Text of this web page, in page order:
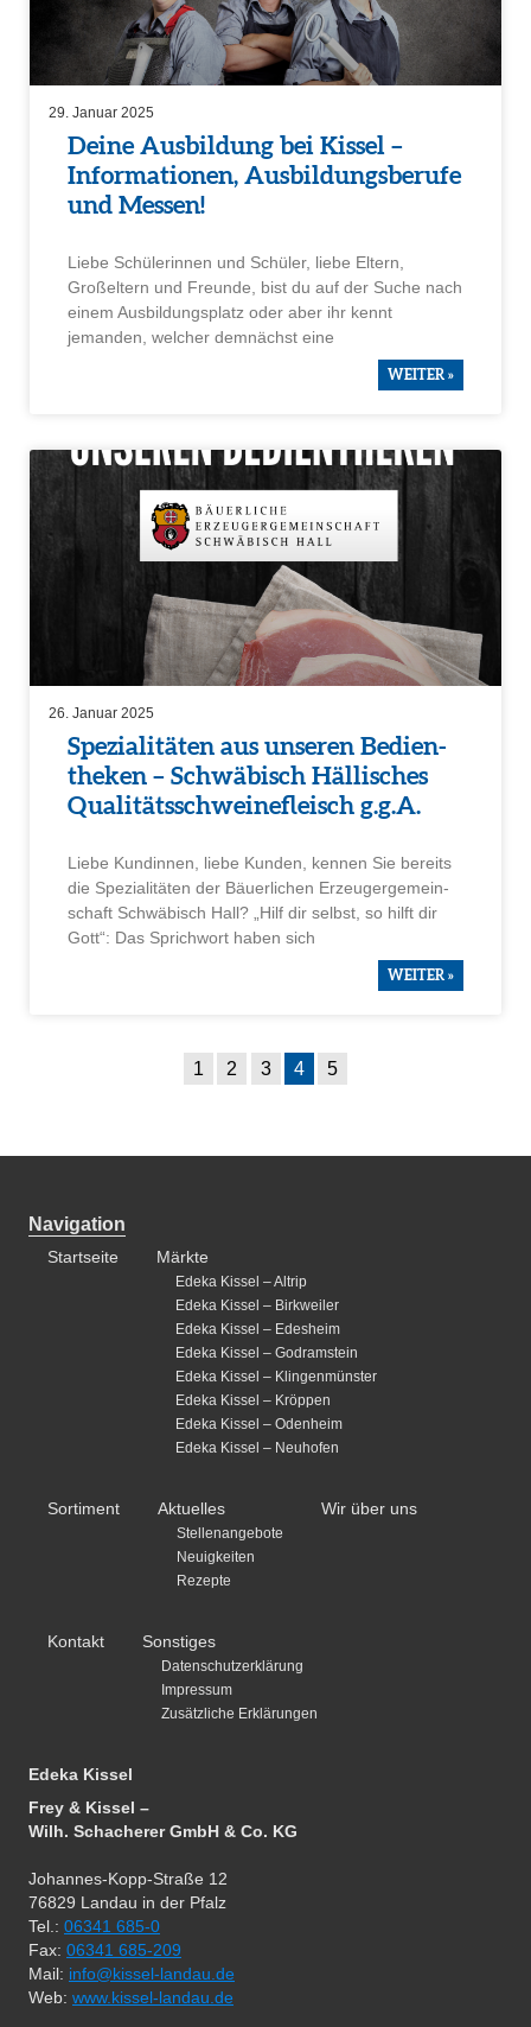
Deine Ausbil­dung bei Kissel –
Infor­ma­tionen, Ausbil­dungs­be­rufe
und Messen!
Liebe Schüle­rinnen und Schüler, liebe Eltern,
Großel­tern und Freunde, bist du auf der Suche nach
einem Ausbil­dungs­platz oder aber ihr kennt
jemanden, welcher demnächst eine
WEITER »
29. Januar 2025
Spezia­li­täten aus unseren Bedien­
theken – Schwä­bisch Hälli­sches
Quali­täts­schwei­ne­fleisch g.g.A.
Liebe Kundinnen, liebe Kunden, kennen Sie bereits
die Spezia­li­täten der Bäuer­li­chen Erzeu­ger­ge­mein­
schaft Schwä­bisch Hall? „Hilf dir selbst, so hilft dir
Gott“: Das Sprich­wort haben sich
WEITER »
26. Januar 2025
1 2 3 4 5
Navigation
Startseite Märkte
Edeka Kissel – Altrip
Edeka Kissel – Birkweiler
Edeka Kissel – Edesheim
Edeka Kissel – Godramstein
Edeka Kissel – Klingenmünster
Edeka Kissel – Kröppen
Edeka Kissel – Odenheim
Edeka Kissel – Neuhofen
Sortiment Aktuelles
Stellenangebote
Neuigkeiten
Rezepte
Wir über uns
Kontakt Sonstiges
Datenschutzerklärung
Impressum
Zusätzliche Erklärungen
Edeka Kissel
Frey & Kissel –
Wilh. Schacherer GmbH & Co. KG
Johannes-Kopp-Straße 12
76829 Landau in der Pfalz
Tel.: 06341 685-0
Fax: 06341 685-209
Mail: info@kissel-landau.de
Web: www.kissel-landau.de